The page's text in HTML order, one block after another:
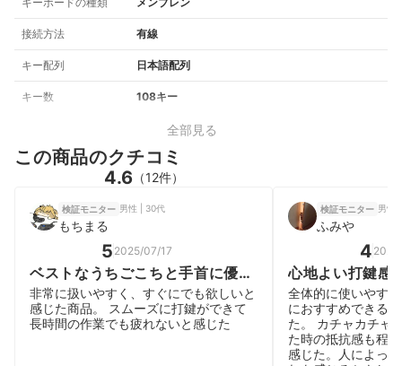
接続方法 有線
キー配列 日本語配列
キー数 108キー
全部見る
この商品のクチコミ
4.6 （12件）
検証モニター 男性 | 30代
もちまる
5 2025/07/17
ベストなうちごこちと手首に優し
い
非常に扱いやすく、すぐにでも欲しいと
感じた商品。 スムーズに打鍵ができて
長時間の作業でも疲れないと感じた
検証モニター 男性
ふみや
4
心地よい打鍵感
全体的に使いやす
におすすめできる
た。 カチャカチャ
た時の抵抗感も程
感じた。人によっ